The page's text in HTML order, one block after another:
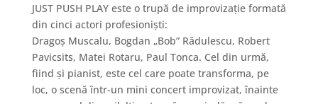
JUST PUSH PLAY este o trupă de improvizație formată
din cinci actori profesioniști:
Dragoș Muscalu, Bogdan „Bob” Rădulescu, Robert
Pavicsits, Matei Rotaru, Paul Tonca. Cel din urmă,
fiind și pianist, este cel care poate transforma, pe
loc, o scenă într-un mini concert improvizat, înainte